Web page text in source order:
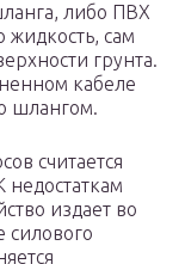
либо ПВХ
жидкость, сам
грунта.
кабеле
шлангом.
считается
недостаткам
издает во
силового